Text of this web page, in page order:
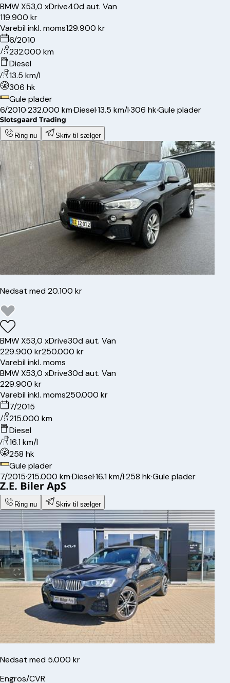
BMWX53,0 xDrive40d aut. Van
119.900 kr
Varebil inkl. moms129.900 kr
6/2010
232.000 km
Diesel
13.5 km/l
306 hk
Gule plader
6/2010·232.000 km·Diesel·13.5 km/l·306 hk·Gule plader
Ring nu Skriv til sælger
Nedsat med 20.100 kr
BMWX53,0 xDrive30d aut. Van
229.900 kr250.000 kr
Varebil inkl. moms
BMWX53,0 xDrive30d aut. Van
229.900 kr
Varebil inkl. moms250.000 kr
7/2015
215.000 km
Diesel
16.1 km/l
258 hk
Gule plader
7/2015·215.000 km·Diesel·16.1 km/l·258 hk·Gule plader
Ring nu Skriv til sælger
Nedsat med 5.000 kr
Engros/CVR